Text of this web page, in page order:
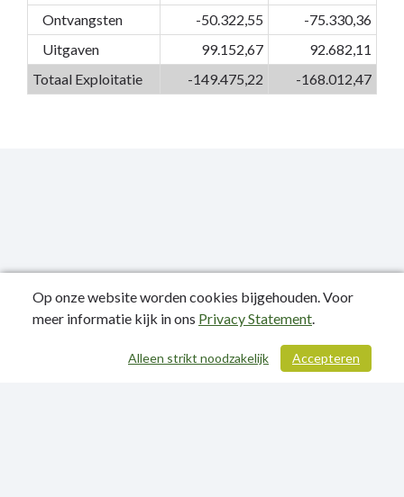
Ontvangsten
-50.322,55
-75.330,36
Uitgaven
99.152,67
92.682,11
Totaal Exploitatie
-149.475,22 -168.012,47
/ 321
Publicatiedatum: 10-06-2024
Op onze website worden cookies bijgehouden. Voor
meer informatie kijk in ons Privacy Statement.
Accepteren
Alleen strikt noodzakelijk